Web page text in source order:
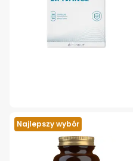
Najlepszy wybór